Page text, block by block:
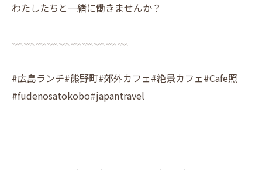
わたしたちと一緒に働きませんか？
𓇠𓇠𓇠𓇠𓇠𓇠𓇠𓇠𓇠𓇠
#広島ランチ#熊野町#郊外カフェ#絶景カフェ#Cafe照
#fudenosatokobo#japantravel